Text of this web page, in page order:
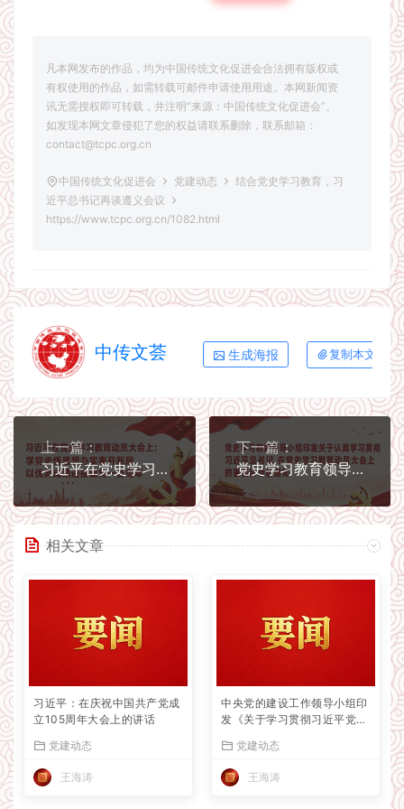
凡本网发布的作品，均为中国传统文化促进会合法拥有版权或
有权使用的作品，如需转载可邮件申请使用用途。本网新闻资
讯无需授权即可转载，并注明“来源：中国传统文化促进会”。
如发现本网文章侵犯了您的权益请联系删除，联系邮箱：
contact@tcpc.org.cn
中国传统文化促进会 党建动态
结合党史学习教育，习
近平总书记再谈遵义会议
https://www.tcpc.org.cn/1082.html
中传文荟 生成海报 复制本文链接
上一篇：
习近平在党史学习教育动员大会上： 学党史悟思想办实事开新局 以优异成绩迎接建党一百周年
下一篇：
党史学习教育领导小组印发关于认真学习贯彻习近平总书记 在党史学习教育动员大会上的重要讲话的通知
相关文章
习近平：在庆祝中国共产党成
立105周年大会上的讲话
党建动态
王海涛
中央党的建设工作领导小组印
发《关于学习贯彻习近平党建
党建动态
王海涛